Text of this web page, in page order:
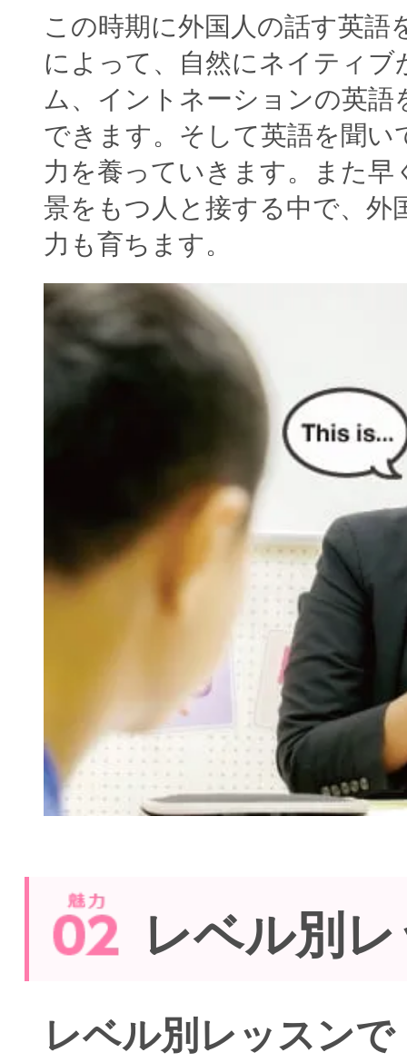
この時期に外国人の話す英語
によって、自然にネイティブ
ム、イントネーションの英語
できます。そして英語を聞い
力を養っていきます。また早
景をもつ人と接する中で、外
力も育ちます。
レベル別
レベル別レッスンで